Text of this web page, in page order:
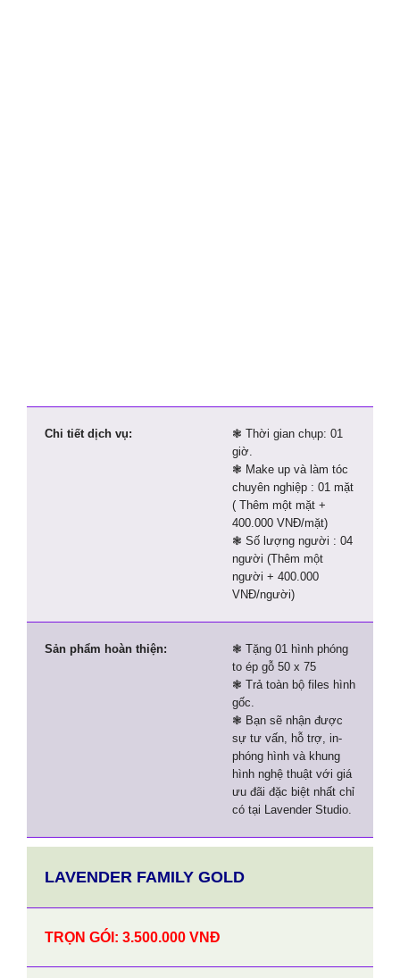
Chi tiết dịch vụ:
❃ Thời gian chụp: 01
giờ.
❃ Make up và làm tóc
chuyên nghiệp : 01 mặt
( Thêm một mặt +
400.000 VNĐ/mặt)
❃ Số lượng người : 04
người (Thêm một
người + 400.000
VNĐ/người)
Sản phẩm hoàn thiện:
❃ Tặng 01 hình phóng
to ép gỗ 50 x 75
❃ Trả toàn bộ files hình
gốc.
❃ Bạn sẽ nhận được
sự tư vấn, hỗ trợ, in-
phóng hình và khung
hình nghệ thuật với giá
ưu đãi đặc biệt nhất chỉ
có tại Lavender Studio.
LAVENDER FAMILY GOLD
TRỌN GÓI: 3.500.000 VNĐ